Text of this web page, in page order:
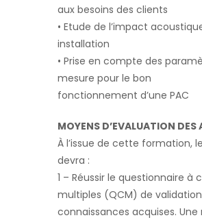
aux besoins des clients
• Etude de l’impact
installation
• Prise en compte des
mesure pour le bon
fonctionnement d’une PAC
MOYENS D’EVALUATION DES
À l’issue de cette formation,
devra :
1 – Réussir le questionnaire à
multiples (QCM) de
connaissances acquises. Une